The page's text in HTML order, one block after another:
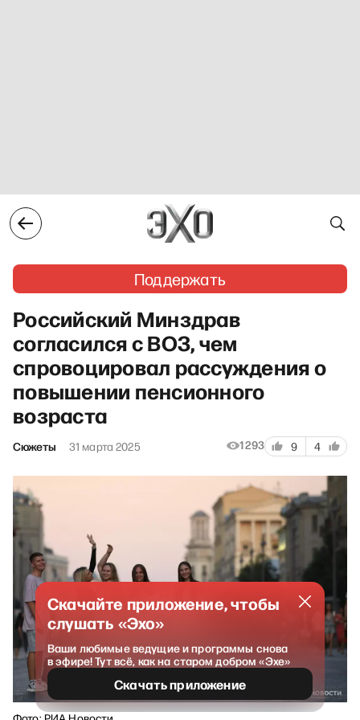
Поддержать
Российский Минздрав
согласился с ВОЗ, чем
спровоцировал рассуждения о
повышении пенсионного
возраста
Сюжеты 31 марта 2025 1293 9 4
Скачайте приложение, чтобы
слушать «Эхо»
Ваши любимые ведущие и программы снова
в эфире! Тут всё, как на старом добром «Эхе»
Скачать приложение